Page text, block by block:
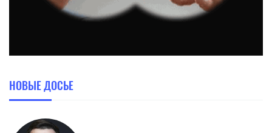
НОВЫЕ ДОСЬЕ